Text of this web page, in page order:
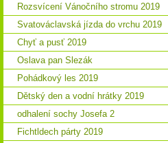
Rozsvícení Vánočního stromu 2019
Svatováclavská jízda do vrchu 2019
Chyť a pusť 2019
Oslava pan Slezák
Pohádkový les 2019
Dětský den a vodní hrátky 2019
odhalení sochy Josefa 2
Fichtldech párty 2019